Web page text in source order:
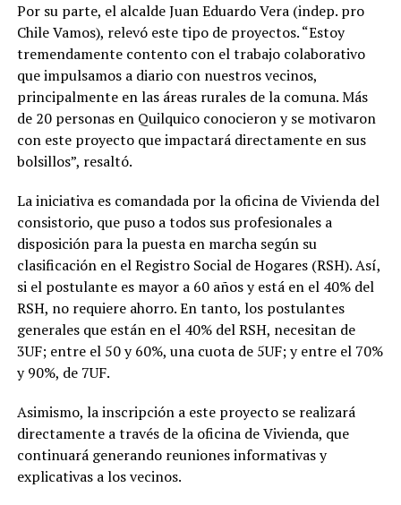
Por su parte, el alcalde Juan Eduardo Vera (indep. pro
Chile Vamos), relevó este tipo de proyectos. “Estoy
tremendamente contento con el trabajo colaborativo
que impulsamos a diario con nuestros vecinos,
principalmente en las áreas rurales de la comuna. Más
de 20 personas en Quilquico conocieron y se motivaron
con este proyecto que impactará directamente en sus
bolsillos”, resaltó.
La iniciativa es comandada por la oficina de Vivienda del
consistorio, que puso a todos sus profesionales a
disposición para la puesta en marcha según su
clasificación en el Registro Social de Hogares (RSH). Así,
si el postulante es mayor a 60 años y está en el 40% del
RSH, no requiere ahorro. En tanto, los postulantes
generales que están en el 40% del RSH, necesitan de
3UF; entre el 50 y 60%, una cuota de 5UF; y entre el 70%
y 90%, de 7UF.
Asimismo, la inscripción a este proyecto se realizará
directamente a través de la oficina de Vivienda, que
continuará generando reuniones informativas y
explicativas a los vecinos.